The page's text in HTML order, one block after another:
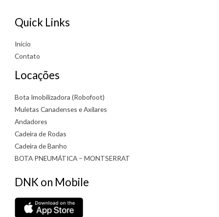
Quick Links
Início
Contato
Locações
Bota Imobilizadora (Robofoot)
Muletas Canadenses e Axilares
Andadores
Cadeira de Rodas
Cadeira de Banho
BOTA PNEUMÁTICA – MONTSERRAT
DNK on Mobile